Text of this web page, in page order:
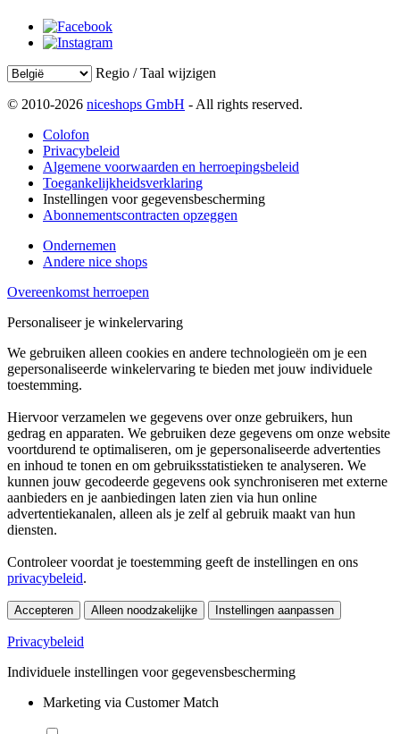
Regio / Taal wijzigen
© 2010-2026 niceshops GmbH - All rights reserved.
Colofon
Privacybeleid
Algemene voorwaarden en herroepingsbeleid
Toegankelijkheidsverklaring
Instellingen voor gegevensbescherming
Abonnementscontracten opzeggen
Ondernemen
Andere nice shops
Overeenkomst herroepen
Personaliseer je winkelervaring
We gebruiken alleen cookies en andere technologieën om je een
gepersonaliseerde winkelervaring te bieden met jouw individuele
toestemming.
Hiervoor verzamelen we gegevens over onze gebruikers, hun
gedrag en apparaten. We gebruiken deze gegevens om onze website
voortdurend te optimaliseren, om je gepersonaliseerde advertenties
en inhoud te tonen en om gebruiksstatistieken te analyseren. We
kunnen jouw gecodeerde gegevens ook synchroniseren met externe
aanbieders en je aanbiedingen laten zien via hun online
advertentiekanalen, alleen als je zelf al gebruik maakt van hun
diensten.
Controleer voordat je toestemming geeft de instellingen en ons
privacybeleid.
Accepteren Alleen noodzakelijke Instellingen aanpassen
Privacybeleid
Individuele instellingen voor gegevensbescherming
Marketing via Customer Match